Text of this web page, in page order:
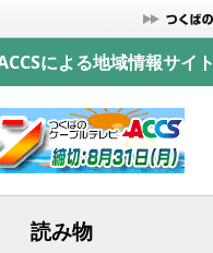
による地域情報サイト
読み物